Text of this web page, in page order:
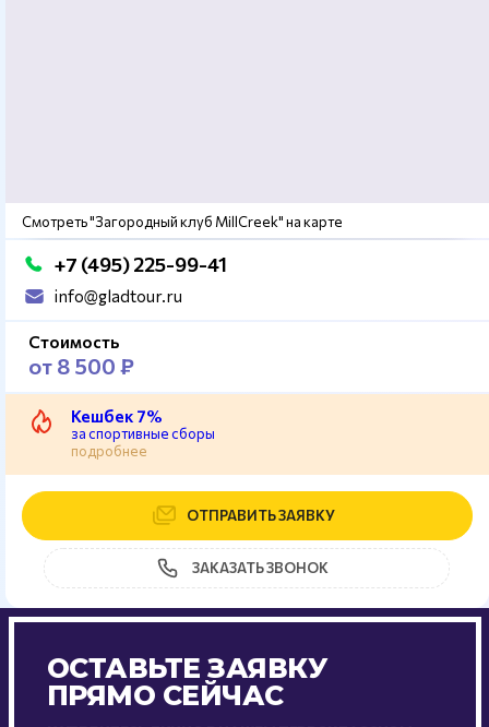
Смотреть "Загородный клуб MillCreek" на карте
+7 (495) 225-99-41
info@gladtour.ru
Стоимость
от 8 500 ₽
Кешбек 7%
за спортивные сборы
подробнее
ОТПРАВИТЬ ЗАЯВКУ
ЗАКАЗАТЬ ЗВОНОК
ОСТАВЬТЕ ЗАЯВКУ
ПРЯМО СЕЙЧАС